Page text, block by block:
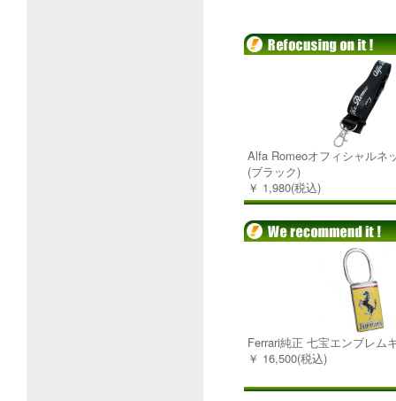
Alfa Romeoオフィシャルネ
(ブラック)
￥ 1,980(税込)
Ferrari純正 七宝エンブレム
￥ 16,500(税込)